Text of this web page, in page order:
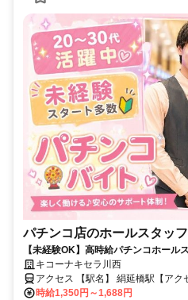
パチンコ店のホールスタッフ
【未経験OK】高時給パチンコホール
グループ
キコーナキセラ川西
アクセス 【駅名】 絹延橋駅【ア
時給1,350円～1,688円